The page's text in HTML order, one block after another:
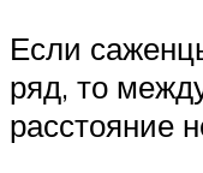
Если
ряд, то
расстояние